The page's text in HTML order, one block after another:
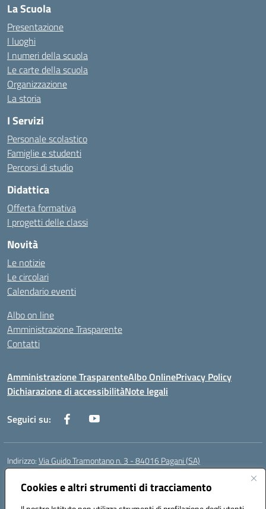
Cookies e altri strumenti di tracciamento
La Scuola
Presentazione
I luoghi
I numeri della scuola
Le carte della scuola
Organizzazione
La storia
I Servizi
Personale scolastico
Famiglie e studenti
Percorsi di studio
Didattica
Offerta formativa
I progetti delle classi
Novità
Le notizie
Le circolari
Calendario eventi
Albo on line
Amministrazione Trasparente
Contatti
Amministrazione TrasparenteAlbo OnlinePrivacy Policy
Dichiarazione di accessibilitàNote legali
Seguici su:
Indirizzo:Via Guido Tramontano n. 3 - 84016 Pagani (SA)
Centralino:
Posta elettronica certificata (PEC):saps08000t@pec.istruzione.it